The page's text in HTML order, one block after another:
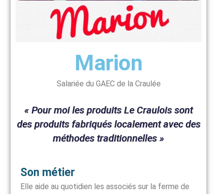
Marion
Salariée du GAEC de la Craulée
« Pour moi les produits Le Craulois sont
des produits fabriqués localement avec des
méthodes traditionnelles »
Son métier
Elle aide au quotidien les associés sur la ferme de